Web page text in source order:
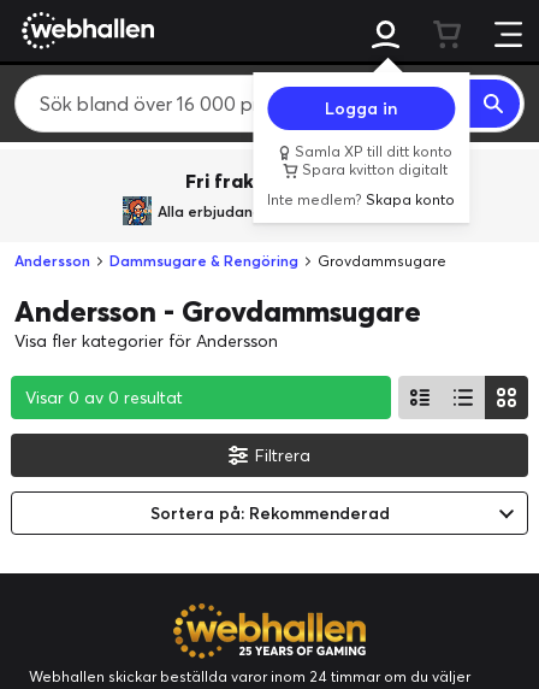
Logga in
Samla XP till ditt konto
Spara kvitton digitalt
Inte medlem?Skapa konto
Fri frakt över 800 kr.
Alla erbjudanden frånBACK TO REALITY
Andersson Dammsugare & Rengöring Grovdammsugare
Andersson - Grovdammsugare
Visa fler kategorier för Andersson
Visar 0 av 0 resultat
Visar 0 av 0 resultat
Visar 0 av 0 resultat
Filtrera
Sortera på: Rekommenderad
Webhallen skickar beställda varor inom 24 timmar om du väljer